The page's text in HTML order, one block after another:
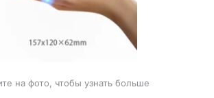
на фото, чтобы узнать больше